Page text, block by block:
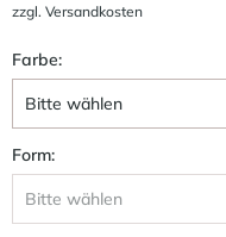
zzgl. Versandkosten
Farbe:
Form: